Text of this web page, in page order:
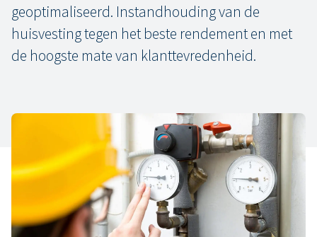
geoptimaliseerd. Instandhouding van de
huisvesting tegen het beste rendement en met
de hoogste mate van klanttevredenheid.
Garanties &
Onderhoudsvoorschriften